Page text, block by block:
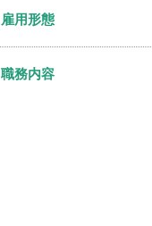
雇用形態
職務内容